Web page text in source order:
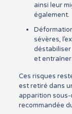
ainsi leur
également.
sévères,
et
Ces risques
est retiré dans
apparition
recommandée